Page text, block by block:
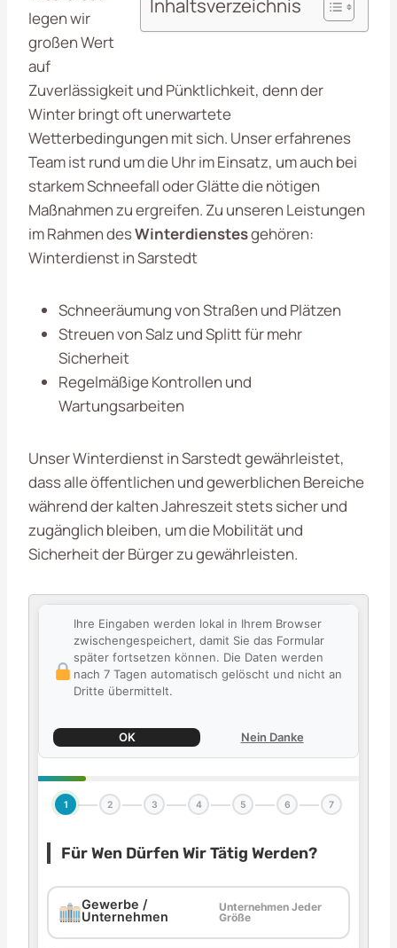
Inhaltsverzeichnis
legen wir
großen Wert
auf
Zuverlässigkeit und Pünktlichkeit, denn der
Winter bringt oft unerwartete
Wetterbedingungen mit sich. Unser erfahrenes
Team ist rund um die Uhr im Einsatz, um auch bei
starkem Schneefall oder Glätte die nötigen
Maßnahmen zu ergreifen. Zu unseren Leistungen
im Rahmen desWinterdienstesgehören:
Winterdienst in Sarstedt
Schneeräumung von Straßen und Plätzen
Streuen von Salz und Splitt für mehr
Sicherheit
Regelmäßige Kontrollen und
Wartungsarbeiten
Unser Winterdienst in Sarstedt gewährleistet,
dass alle öffentlichen und gewerblichen Bereiche
während der kalten Jahreszeit stets sicher und
zugänglich bleiben, um die Mobilität und
Sicherheit der Bürger zu gewährleisten.
Ihre Eingaben werden lokal in Ihrem Browser
zwischengespeichert, damit Sie das Formular
später fortsetzen können. Die Daten werden
nach 7 Tagen automatisch gelöscht und nicht an
Dritte übermittelt.
OK Nein Danke
1 2 3 4 5 6 7
Für Wen Dürfen Wir Tätig Werden?
Gewerbe /
Unternehmen
Unternehmen Jeder
Größe